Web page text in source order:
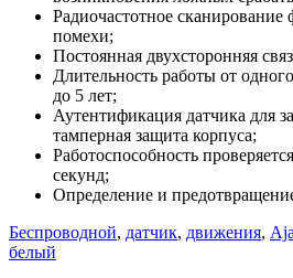
Радиочастотное сканирование
помехи;
Постоянная двухсторонняя
Длительность работы от
до 5 лет;
Аутентификация датчика для
тамперная защита корпуса;
Работоспособность
секунд;
Определение и
Беспроводной, датчик, движения,
белый